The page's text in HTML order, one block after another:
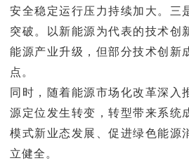
安全稳定运行压力持续加大。三
突破。以新能源为代表的技术创
能源产业升级，但部分技术创新
点。
同时，随着能源市场化改革深入
源定位发生转变，转型带来系统
模式新业态发展、促进绿色能源
立健全。